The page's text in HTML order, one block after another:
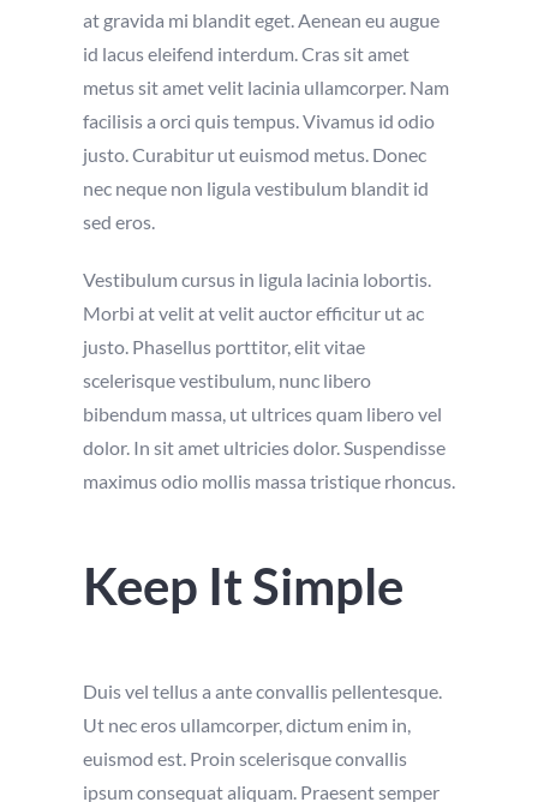
at gravida mi blandit eget. Aenean eu augue
id lacus eleifend interdum. Cras sit amet
metus sit amet velit lacinia ullamcorper. Nam
facilisis a orci quis tempus. Vivamus id odio
justo. Curabitur ut euismod metus. Donec
nec neque non ligula vestibulum blandit id
sed eros.
Vestibulum cursus in ligula lacinia lobortis.
Morbi at velit at velit auctor efficitur ut ac
justo. Phasellus porttitor, elit vitae
scelerisque vestibulum, nunc libero
bibendum massa, ut ultrices quam libero vel
dolor. In sit amet ultricies dolor. Suspendisse
maximus odio mollis massa tristique rhoncus.
Keep It Simple
Duis vel tellus a ante convallis pellentesque.
Ut nec eros ullamcorper, dictum enim in,
euismod est. Proin scelerisque convallis
ipsum consequat aliquam. Praesent semper